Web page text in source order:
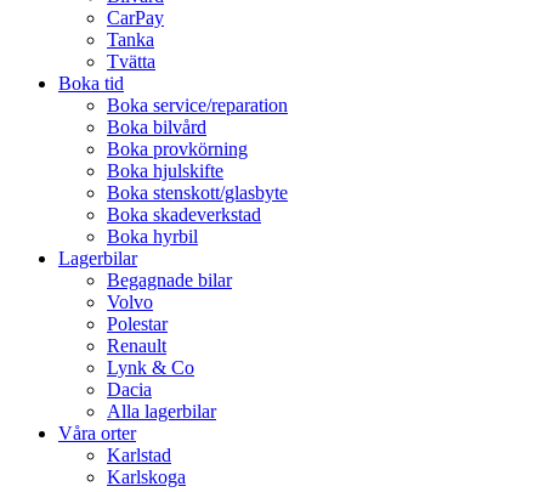
CarPay
Tanka
Tvätta
Boka tid
Boka service/reparation
Boka bilvård
Boka provkörning
Boka hjulskifte
Boka stenskott/glasbyte
Boka skadeverkstad
Boka hyrbil
Lagerbilar
Begagnade bilar
Volvo
Polestar
Renault
Lynk & Co
Dacia
Alla lagerbilar
Våra orter
Karlstad
Karlskoga